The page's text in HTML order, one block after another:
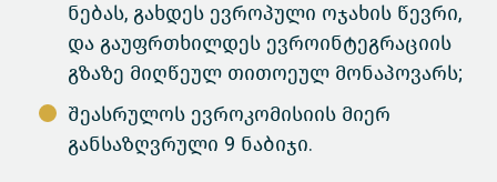
ნებას, გახდეს ევროპული ოჯახის წევრი,
და გაუფრთხილდეს ევროინტეგრაციის
გზაზე მიღწეულ თითოეულ მონაპოვარს;
შეასრულოს ევროკომისიის მიერ
განსაზღვრული 9 ნაბიჯი.